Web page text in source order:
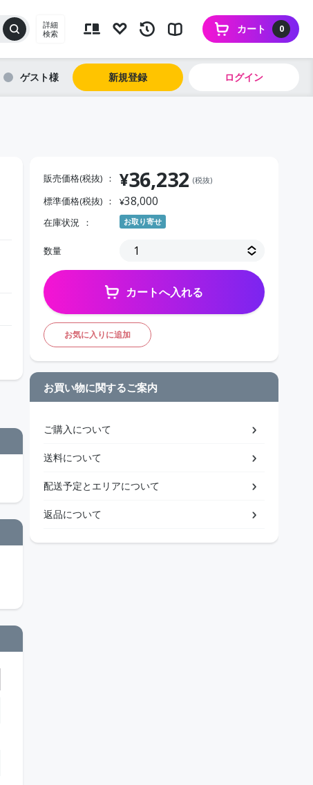
詳細
検索
0
カート
ゲスト 新規登録 ログイン
販売価格(税抜) ¥36,232 (税抜)
標準価格(税抜) ¥38,000
在庫状況 お取り寄せ
数量
カートへ入れる
お気に入りに追加
お買い物に関するご案内
ご購入について
送料について
配送予定とエリアについて
返品について